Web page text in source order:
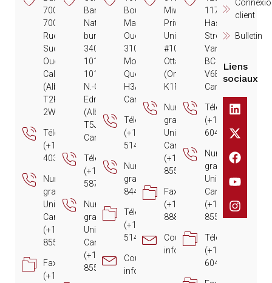
700
700, 2e
Rue
Sud-
Ouest
Calgary
(Alberta)
T2P
2W1
Téléphone :
(+1)
403.718.0200
Numéro
gratuit (États-
Unis et
Canada) :
(+1)
855.448.0200
Fax gratuit :
(+1)
Banque
Nationale,
bureau
3400
10180 –
101e Rue
N.-O.
Edmonton
(Alberta)
T5J 3S4,
Canada
Téléphone :
(+1)
587.525.6800
Numéro
gratuit (États-
Unis et
Canada) :
(+1)
855.448.0200
Boulevard de
Maisonneuve
Ouest, Suite
310
Montréal,
Quebec
H3A 3C8
Canada
Téléphone :
(+1)
514.419.8919
Numéro
gratuit : (+1)
844.234.9053
Télécopieur :
(+1)
514.221.4665
Courriel :
info@ca.Andersen.com
Miwate
Private
Unité
#100
Ottawa
(Ontario)
K1R 0E2
Numéro
gratuit (États-
Unis et
Canada) :
(+1)
855.448.0200
Fax gratuit :
(+1)
888.418.8379
Courriel :
info@ca.Andersen.com
1177 West
Hastings
Street
Vancouver,
BC
V6E 2K3
Canada
Téléphone :
(+1)
604.448.0200
Numéro
gratuit (États-
Unis et
Canada) :
(+1)
855.448.0200
Télécopieur :
(+1)
604.448.9294
client
Bulletin
Liens
sociaux